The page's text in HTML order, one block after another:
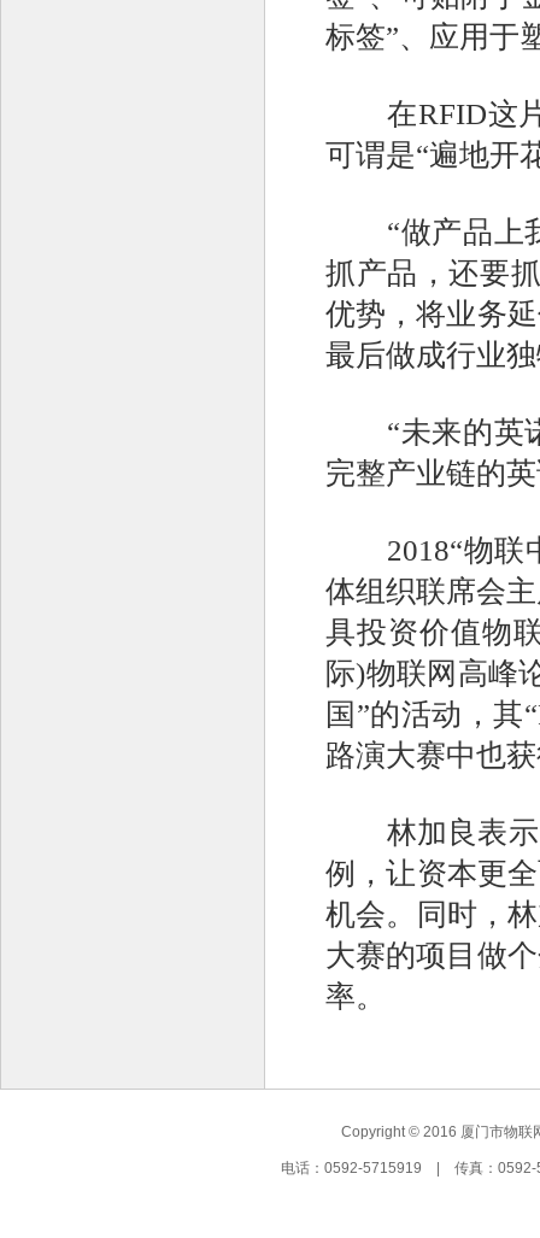
标签”、应用于
在RFID这片
可谓是“遍地开
“做产品上我
抓产品，还要
优势，将业务
最后做成行业
“未来的英诺
完整产业链的
2018“物联中
体组织联席会
具投资价值物
际)物联网高峰
国”的活动，其
路演大赛中也
林加良表示
例，让资本更
机会。同时，
大赛的项目做
率。
Copyright © 2016 厦门市物
电话：0592-5715919 | 传真：0592-